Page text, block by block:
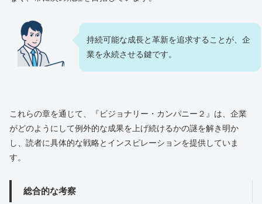
持続可能な成長と革新を追求することが、企
業を永続させる鍵です。
これらの章を通じて、『ビジョナリー・カンパニー２』は、企業
がどのようにして例外的な成果を上げ続けるかの謎を解き明か
し、読者に具体的な戦略とインスピレーションを提供していま
す。
総合的な考察